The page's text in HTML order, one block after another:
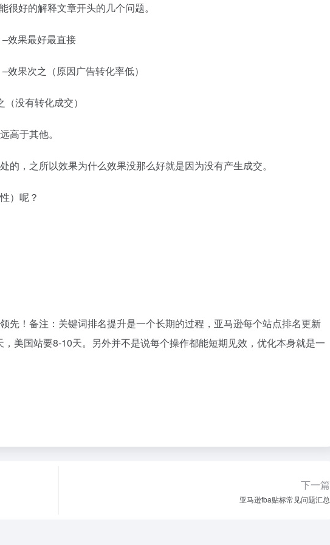
很好的解释文章开头的几个问题。
效果最好最直接
果次之（原因广告转化率低）
没有转化成交）
高于其他。
，之所以效果为什么效果没那么好就是因为没有产生成交。
）呢？
先！备注：关键词排名提升是一个长期的过程，亚马逊每个站点排名更新
美国站要8-10天。另外并不是说每个操作都能短期见效，优化本身就是一
下一篇
亚马逊fba贴标常见问题汇总